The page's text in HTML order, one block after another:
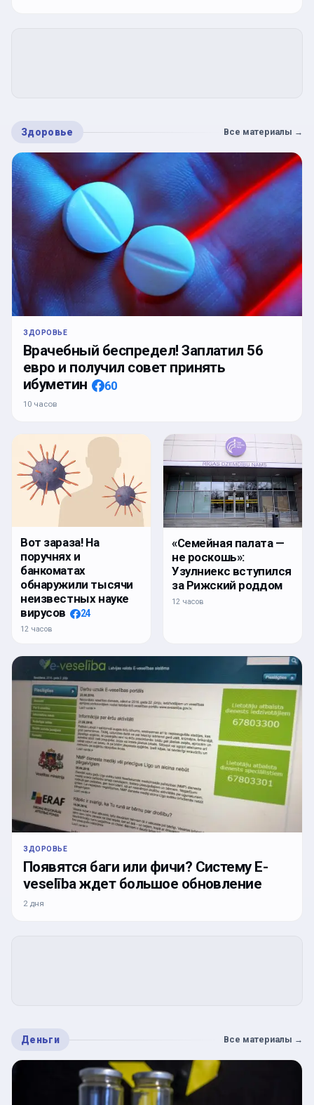
Здоровье Все материалы →
ЗДОРОВЬЕ
Врачебный беспредел! Заплатил 56
евро и получил совет принять
ибуметин
60
10 часов
Вот зараза! На
поручнях и
банкоматах
обнаружили тысячи
неизвестных науке
вирусов
24
12 часов
«Семейная палата —
не роскошь»:
Узулниекс вступился
за Рижский роддом
12 часов
ЗДОРОВЬЕ
Появятся баги или фичи? Систему E-
veselība ждет большое обновление
2 дня
Деньги Все материалы →